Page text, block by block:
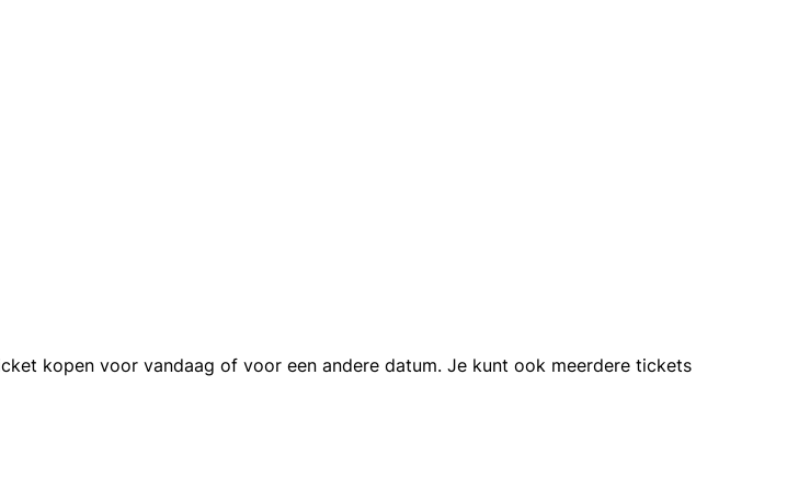
kopen voor vandaag of voor een andere datum. Je kunt ook meerdere tickets